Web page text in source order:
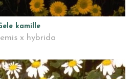
kamille
x hybrida